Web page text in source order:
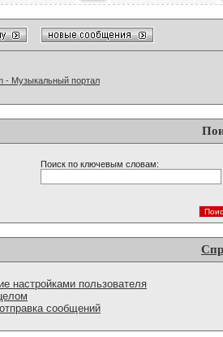
- Музыкальный портал
Поиск по ключевым словам:
настройками пользователя
сообщений